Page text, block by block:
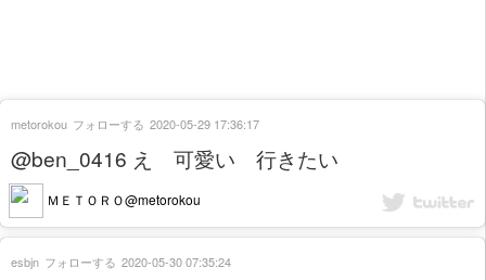
@ben_0416 え 可愛い 行きたい
ＭＥＴＯＲＯ@metorokou
metorokou フォローする 2020-05-29 17:36:17
esbjn フォローする 2020-05-30 07:35:24